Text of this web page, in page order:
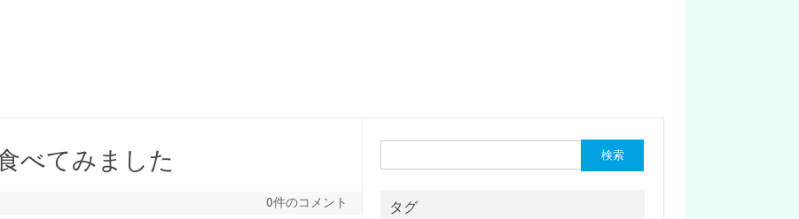
べてみました
0件のコメント
索:
タグ